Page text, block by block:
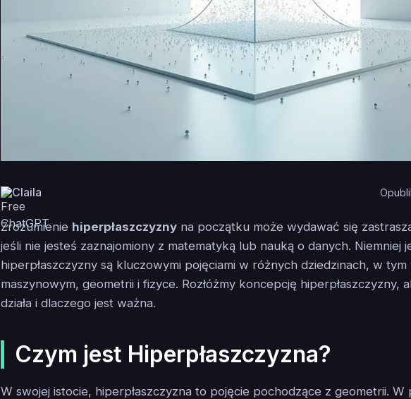
Claila
Zrozumienie hiperpłaszczyzny na początku może wydawać się
jeśli nie jesteś zaznajomiony z matematyką lub nauką o danych. Niemniej
hiperpłaszczyzny są kluczowymi pojęciami w różnych dziedzinach, w
maszynowym, geometrii i fizyce. Rozłóżmy koncepcję hiperpłaszczyzny,
działa i dlaczego jest ważna.
Czym jest Hiperpłaszczyzna?
W swojej istocie, hiperpłaszczyzna to pojęcie pochodzące z geometrii. W